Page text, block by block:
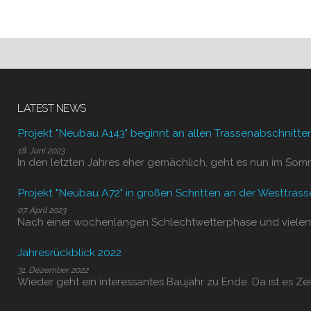
LATEST NEWS
Projekt "Neubau A143" beginnt an allen
18. Juni 2023
In den letzten Jahres eher gemächlich, geht es nun im
Projekt "Neubau A72" in großen Schritten an der
07. April 2023
Nach einer wochenlangen Schlechtwetterphase und
Jahresrückblick 2022
31. Dezember 2022
Wieder geht ein interessantes Baujahr zu Ende. Da ist es